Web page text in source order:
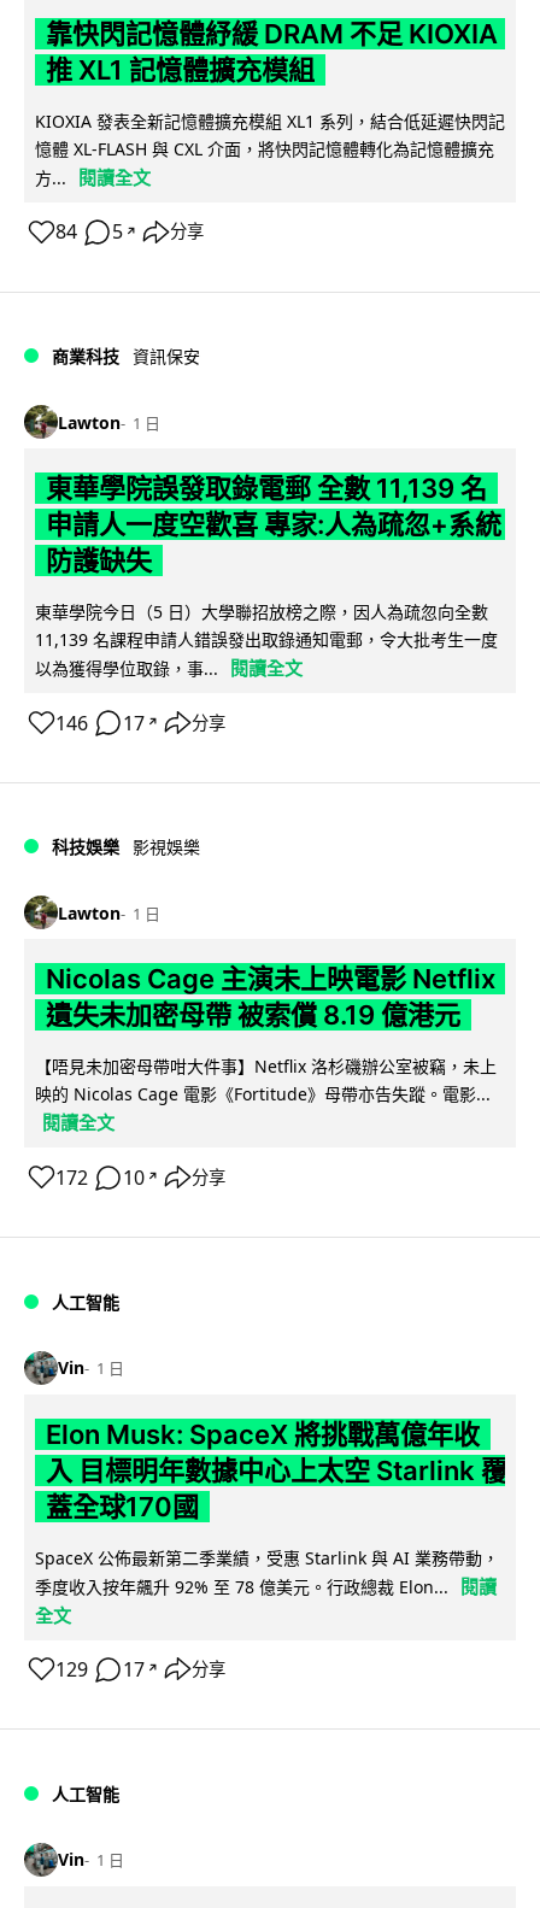
靠快閃記憶體紓緩 DRAM 不足 KIOXIA
推 XL1 記憶體擴充模組
KIOXIA 發表全新記憶體擴充模組 XL1 系列，結合低延遲快閃記
憶體 XL-FLASH 與 CXL 介面，將快閃記憶體轉化為記憶體擴充
方...
閱讀全文
84 5 ↗ 分享
商業科技 資訊保安
Lawton 1 日
東華學院誤發取錄電郵 全數 11,139 名
申請人一度空歡喜 專家:人為疏忽+系統
防護缺失
東華學院今日（5 日）大學聯招放榜之際，因人為疏忽向全數
11,139 名課程申請人錯誤發出取錄通知電郵，令大批考生一度
以為獲得學位取錄，事...
閱讀全文
146 17 ↗ 分享
科技娛樂 影視娛樂
Lawton 1 日
Nicolas Cage 主演未上映電影 Netflix
遺失未加密母帶 被索償 8.19 億港元
【唔見未加密母帶咁大件事】Netflix 洛杉磯辦公室被竊，未上
映的 Nicolas Cage 電影《Fortitude》母帶亦告失蹤。電影...
閱讀全文
172 10 ↗ 分享
人工智能
Vin 1 日
Elon Musk: SpaceX 將挑戰萬億年收
入 目標明年數據中心上太空 Starlink 覆
蓋全球170國
SpaceX 公佈最新第二季業績，受惠 Starlink 與 AI 業務帶動，
季度收入按年飆升 92% 至 78 億美元。行政總裁 Elon...
閱讀
全文
129 17 ↗ 分享
人工智能
Vin 1 日